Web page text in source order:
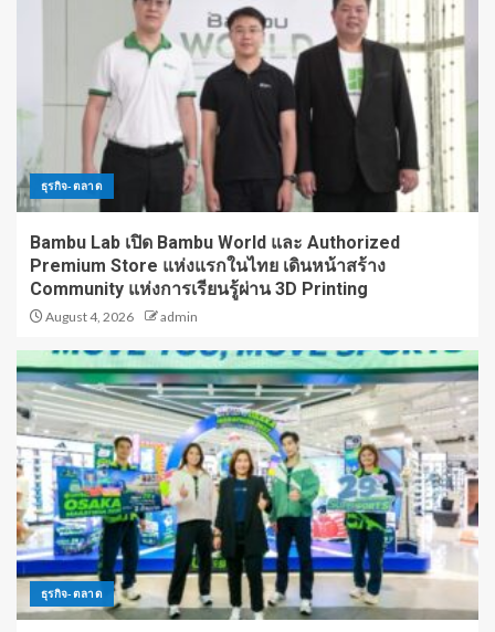
ธุรกิจ-ตลาด
Bambu Lab เปิด Bambu World และ Authorized
Premium Store แห่งแรกในไทย เดินหน้าสร้าง
Community แห่งการเรียนรู้ผ่าน 3D Printing
August 4, 2026 admin
ธุรกิจ-ตลาด